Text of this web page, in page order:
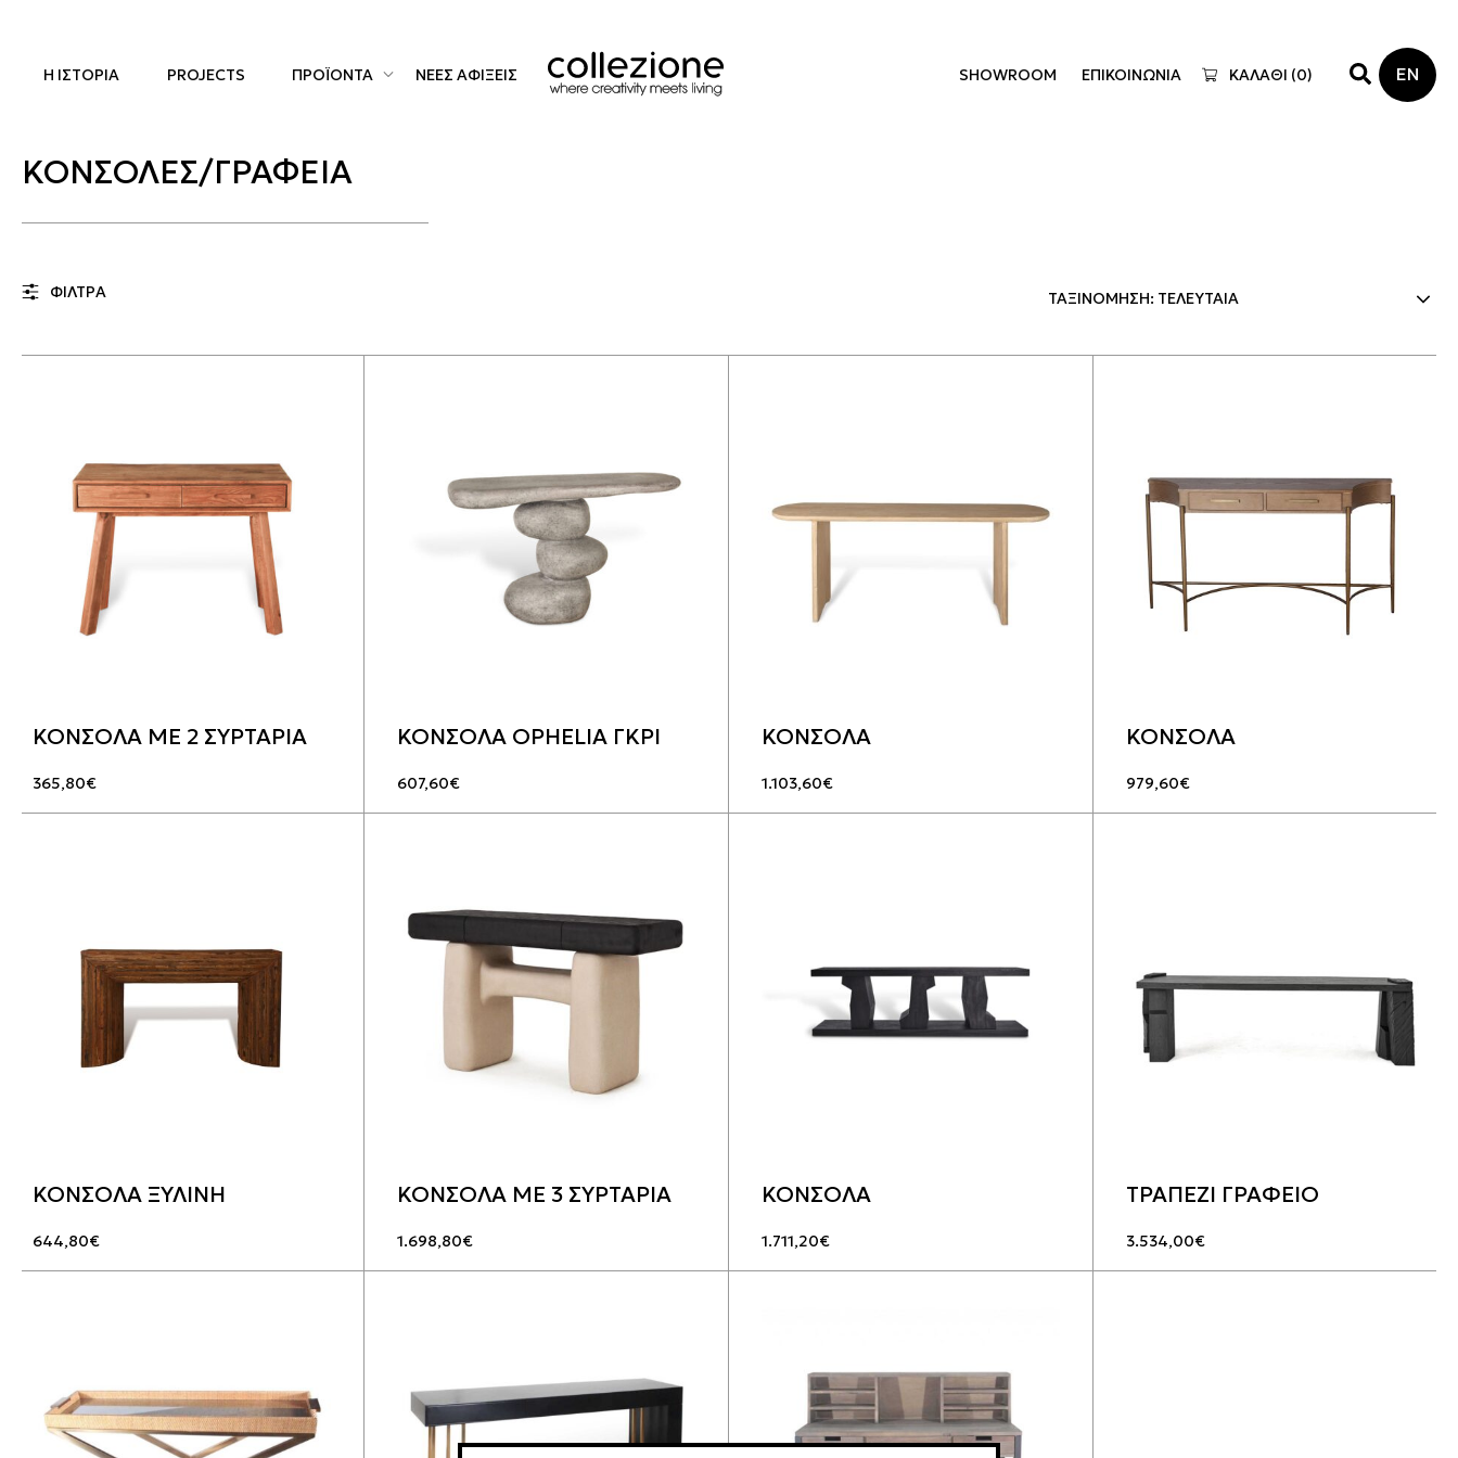
Η ΙΣΤΟΡΙΑ PROJECTS ΠΡΟΪΟΝΤΑ ΝΕΕΣ ΑΦΙΞΕΙΣ SHOWROOM ΕΠΙΚΟΙΝΩΝΙΑ ΚΑΛΑΘΙ (0) EN
ΚΟΝΣΟΛΕΣ/ΓΡΑΦΕΙΑ
ΦΙΛΤΡΑ
ΚΟΝΣΟΛΑ ΜΕ 2 ΣΥΡΤΑΡΙΑ
365,80€
ΚΟΝΣΟΛΑ OPHELIA ΓΚΡΙ
607,60€
ΚΟΝΣΟΛΑ
1.103,60€
ΚΟΝΣΟΛΑ
979,60€
ΚΟΝΣΟΛΑ ΞΥΛΙΝΗ
644,80€
ΚΟΝΣΟΛΑ ΜΕ 3 ΣΥΡΤΑΡΙΑ
1.698,80€
ΚΟΝΣΟΛΑ
1.711,20€
ΤΡΑΠΕΖΙ ΓΡΑΦΕΙΟ
3.534,00€